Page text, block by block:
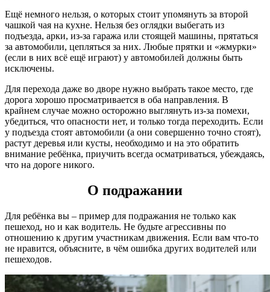
Ещё немного нельзя, о которых стоит упомянуть за второй
чашкой чая на кухне. Нельзя без оглядки выбегать из
подъезда, арки, из-за гаража или стоящей машины, прятаться
за автомобили, цепляться за них. Любые прятки и «жмурки»
(если в них всё ещё играют) у автомобилей должны быть
исключены.
Для перехода даже во дворе нужно выбрать такое место, где
дорога хорошо просматривается в оба направления. В
крайнем случае можно осторожно выглянуть из-за помехи,
убедиться, что опасности нет, и только тогда переходить. Если
у подъезда стоят автомобили (а они совершенно точно стоят),
растут деревья или кусты, необходимо и на это обратить
внимание ребёнка, приучить всегда осматриваться, убеждаясь,
что на дороге никого.
О подражании
Для ребёнка вы – пример для подражания не только как
пешеход, но и как водитель. Не будьте агрессивны по
отношению к другим участникам движения. Если вам что-то
не нравится, объясните, в чём ошибка других водителей или
пешеходов.